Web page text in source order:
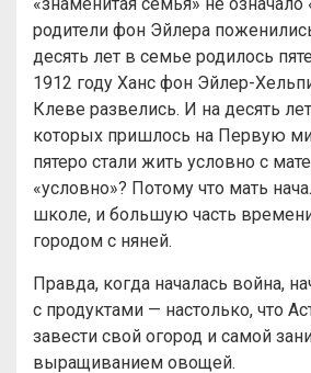
родители фон Эйлера
десять лет в семье родилось
1912 году Ханс фон Эйлер-
Клеве развелись. И на десять
которых пришлось на Первую
пятеро стали жить условно с
«условно»? Потому что мать
школе, и большую часть
городом с няней.
Правда, когда началась война,
с продуктами — настолько, что
завести свой огород и самой
выращиванием овощей.